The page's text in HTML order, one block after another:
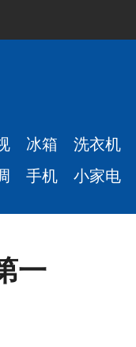
冰箱 洗衣机
手机 小家电
一